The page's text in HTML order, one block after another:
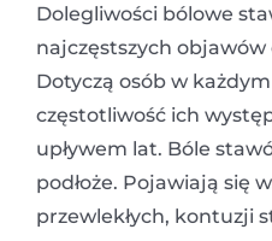
Dolegliwości bólowe
najczęstszych objawów
Dotyczą osób w
częstotliwość ich
upływem lat. Bóle
podłoże. Pojawiają się
przewlekłych, kontuzji